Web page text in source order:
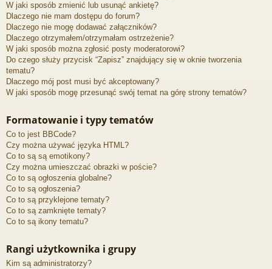
W jaki sposób zmienić lub usunąć ankietę?
Dlaczego nie mam dostępu do forum?
Dlaczego nie mogę dodawać załączników?
Dlaczego otrzymałem/otrzymałam ostrzeżenie?
W jaki sposób można zgłosić posty moderatorowi?
Do czego służy przycisk “Zapisz” znajdujący się w oknie tworzenia
tematu?
Dlaczego mój post musi być akceptowany?
W jaki sposób mogę przesunąć swój temat na górę strony tematów?
Formatowanie i typy tematów
Co to jest BBCode?
Czy można używać języka HTML?
Co to są są emotikony?
Czy można umieszczać obrazki w poście?
Co to są ogłoszenia globalne?
Co to są ogłoszenia?
Co to są przyklejone tematy?
Co to są zamknięte tematy?
Co to są ikony tematu?
Rangi użytkownika i grupy
Kim są administratorzy?